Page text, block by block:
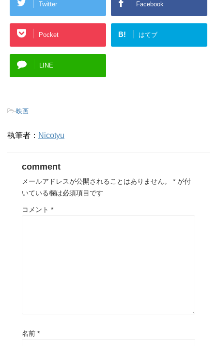
Twitter Facebook
Pocket B! はてブ
LINE
-映画
執筆者： Nicotyu
comment
メールアドレスが公開されることはありません。 * が付
いている欄は必須項目です
コメント *
名前 *